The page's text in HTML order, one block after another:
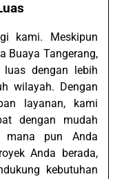
kami. Meskipun
Buaya Tangerang,
dengan lebih
wilayah. Dengan
layanan, kami
dengan mudah
mana pun Anda
Anda berada,
kebutuhan